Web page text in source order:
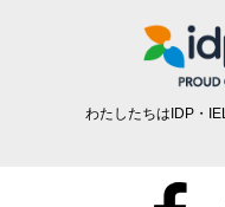
わたしたちはIDP・